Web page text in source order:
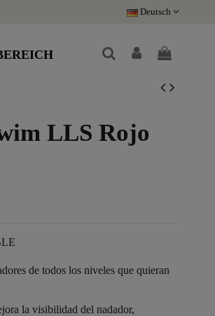
Deutsch
LLS Rojo
de todos los niveles que quieran
la visibilidad del nadador,